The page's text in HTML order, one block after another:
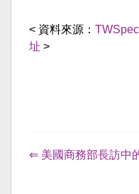
< 資料來源：
址 >
⇐ 美國商務部長訪中